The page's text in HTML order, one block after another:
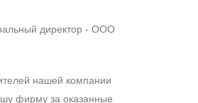
директор - ООО
нашей компании
фирму за оказанные